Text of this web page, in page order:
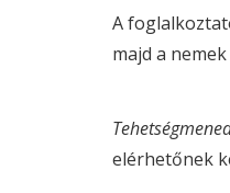
A
majd a
elérhetőnek